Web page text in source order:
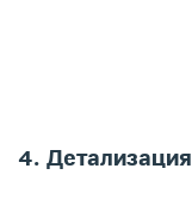
4. Детализация